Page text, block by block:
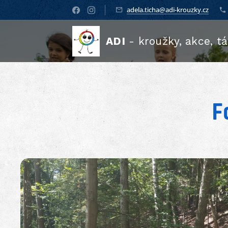
adela.ticha@adi-krouzky.cz
ADI - kroužky, akce,